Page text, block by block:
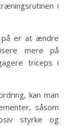
i
på er at ændre
mere på
triceps i
kan man
såsom
styrke og